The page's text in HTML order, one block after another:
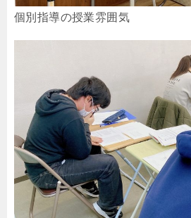
個別指導の授業雰囲気